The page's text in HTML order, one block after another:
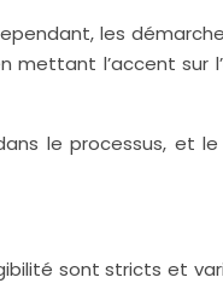
les
l’accent sur
le processus, et
sont stricts et